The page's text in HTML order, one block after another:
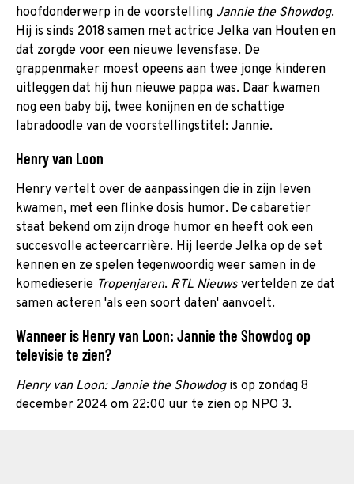
hoofdonderwerp in de voorstelling Jannie the Showdog.
Hij is sinds 2018 samen met actrice Jelka van Houten en
dat zorgde voor een nieuwe levensfase. De
grappenmaker moest opeens aan twee jonge kinderen
uitleggen dat hij hun nieuwe pappa was. Daar kwamen
nog een baby bij, twee konijnen en de schattige
labradoodle van de voorstellingstitel: Jannie.
Henry van Loon
Henry vertelt over de aanpassingen die in zijn leven
kwamen, met een flinke dosis humor. De cabaretier
staat bekend om zijn droge humor en heeft ook een
succesvolle acteercarrière. Hij leerde Jelka op de set
kennen en ze spelen tegenwoordig weer samen in de
komedieserie Tropenjaren. RTL Nieuws vertelden ze dat
samen acteren 'als een soort daten' aanvoelt.
Wanneer is Henry van Loon: Jannie the Showdog op
televisie te zien?
Henry van Loon: Jannie the Showdogis op zondag 8
december 2024 om 22:00 uur te zien op NPO 3.